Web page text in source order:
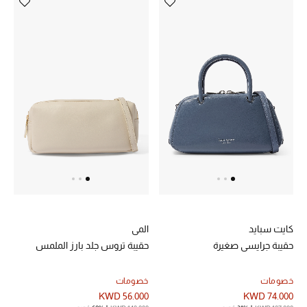
حقائب وأحذية متطابقة
هدايا للنساء
ركن الفخامة
جميع الملابس النسائية
جميع الإكسسورات النسائية
كايت سبايد
حقيبة جرايسي صغيرة
خصومات
KWD 74.000
المي
حقيبة تروس جلد بارز الملمس
خصومات
KWD 56.000